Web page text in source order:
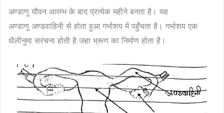
अण्डाणु यौवन आरम्भ के बाद प्रत्येक महीने बनता है। यह
अण्डाणु अण्डवाहिनी से होता हुआ गर्भाशय में पहुँचता है। गर्भाशय एक
थैलीनुमा सरंचना होती है जहा भ्रूण का निर्माण होता है।